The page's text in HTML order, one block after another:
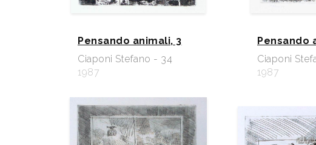
Pensando animali, 3
Ciaponi Stefano - 34
1987
Pensando
Ciaponi
1987